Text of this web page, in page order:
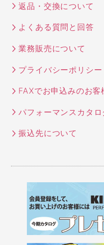
返品・交換について
よくある質問と回答
業務販売について
プライバシーポリシー
FAXでお申込みのお客
パフォーマンスカタロ
振込先について